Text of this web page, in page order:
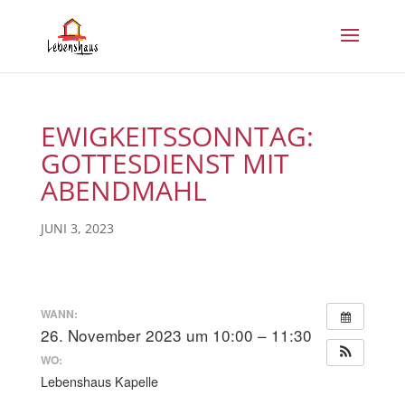
EWIGKEITSSONNTAG:
GOTTESDIENST MIT
ABENDMAHL
JUNI 3, 2023
WANN:
26. November 2023 um 10:00 – 11:30
WO:
Lebenshaus Kapelle